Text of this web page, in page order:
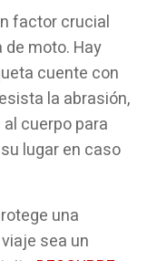
factor crucial
moto. Hay
cuente con
la abrasión,
cuerpo para
lugar en caso
una
sea un